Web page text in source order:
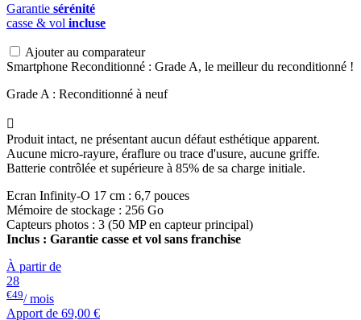
Garantie sérénité
casse & vol incluse
Ajouter au comparateur
Smartphone Reconditionné : Grade A, le meilleur du reconditionné !
Grade A : Reconditionné à neuf

Produit intact, ne présentant aucun défaut esthétique apparent.
Aucune micro-rayure, éraflure ou trace d'usure, aucune griffe.
Batterie contrôlée et supérieure à 85% de sa charge initiale.
Ecran Infinity-O 17 cm : 6,7 pouces
Mémoire de stockage : 256 Go
Capteurs photos : 3 (50 MP en capteur principal)
Inclus : Garantie casse et vol sans franchise
À partir de
28
€49/ mois
Apport de 69,00 €